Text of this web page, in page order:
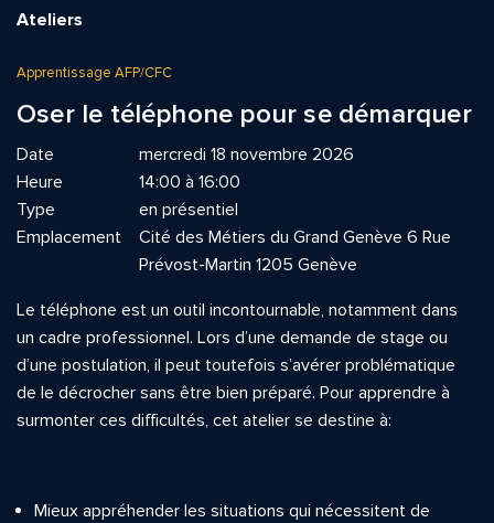
Ateliers
Apprentissage AFP/CFC
Oser le téléphone pour se démarquer
Date
mercredi 18 novembre 2026
Heure
14:00 à 16:00
Type
en présentiel
Emplacement
Cité des Métiers du Grand Genève 6 Rue
Prévost-Martin 1205 Genève
Le téléphone est un outil incontournable, notamment dans
un cadre professionnel. Lors d’une demande de stage ou
d’une postulation, il peut toutefois s’avérer problématique
de le décrocher sans être bien préparé. Pour apprendre à
surmonter ces difficultés, cet atelier se destine à:
Mieux appréhender les situations qui nécessitent de